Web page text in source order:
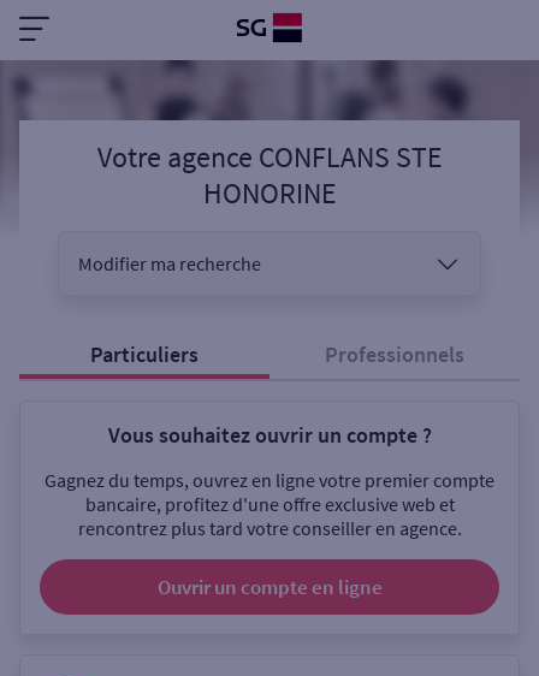
Votre agence CONFLANS STE
HONORINE
Modifier ma recherche
Sélectionnez votre recherche
Ouverte le samedi
Ouverte le lundi
Particuliers Professionnels
Vous souhaitez ouvrir un compte ?
Gagnez du temps, ouvrez en ligne votre premier compte
bancaire, profitez d'une offre exclusive web et
rencontrez plus tard votre conseiller en agence.
Ouvrir un compte en ligne